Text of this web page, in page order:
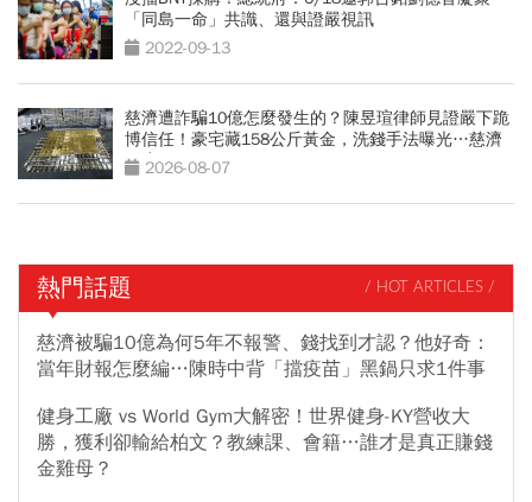
「同島一命」共識、還與證嚴視訊
2022-09-13
慈濟遭詐騙10億怎麼發生的？陳昱瑄律師見證嚴下跪
博信任！豪宅藏158公斤黃金，洗錢手法曝光…慈濟
回應了
2026-08-07
熱門話題 / HOT ARTICLES /
慈濟被騙10億為何5年不報警、錢找到才認？他好奇：
當年財報怎麼編…陳時中背「擋疫苗」黑鍋只求1件事
健身工廠 vs World Gym大解密！世界健身-KY營收大
勝，獲利卻輸給柏文？教練課、會籍…誰才是真正賺錢
金雞母？